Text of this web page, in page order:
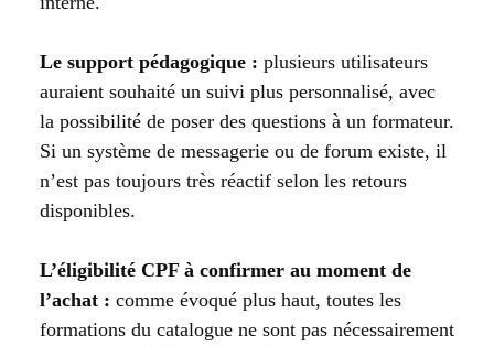
Le support pédagogique : plusieurs utilisateurs
auraient souhaité un suivi plus personnalisé, avec
la possibilité de poser des questions à un formateur.
Si un système de messagerie ou de forum existe, il
n’est pas toujours très réactif selon les retours
disponibles.
L’éligibilité CPF à confirmer au moment de
l’achat : comme évoqué plus haut, toutes les
formations du catalogue ne sont pas nécessairement